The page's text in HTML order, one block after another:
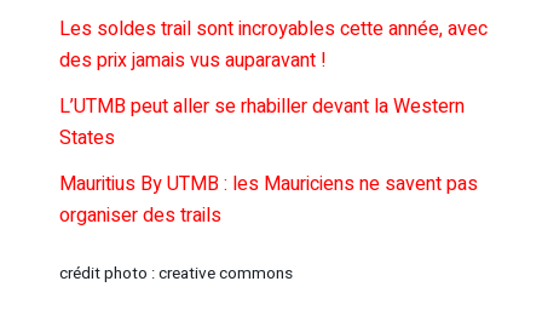
Les soldes trail sont incroyables cette année, avec
des prix jamais vus auparavant !
L’UTMB peut aller se rhabiller devant la Western
States
Mauritius By UTMB : les Mauriciens ne savent pas
organiser des trails
crédit photo : creative commons